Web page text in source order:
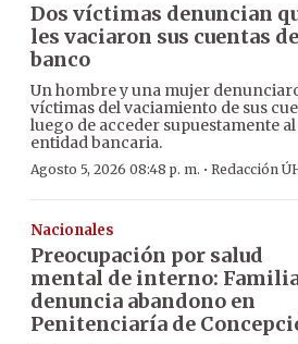
Dos víctimas denuncian
les vaciaron sus cuentas
banco
Un hombre y una mujer
víctimas del vaciamiento de sus
luego de acceder supuestamente
entidad bancaria.
Agosto 5, 2026 08:48 p. m. · Redacción
Nacionales
Preocupación por salud
mental de interno:
denuncia abandono en
Penitenciaría de